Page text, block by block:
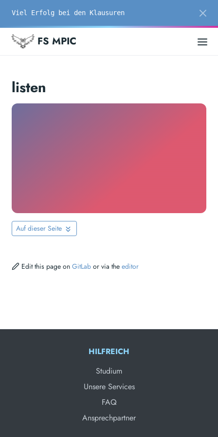
Viel Erfolg bei den Klausuren
FS MPIC
listen
Auf dieser Seite
Edit this page on GitLab or via the editor
HILFREICH
Studium
Unsere Services
FAQ
Ansprechpartner